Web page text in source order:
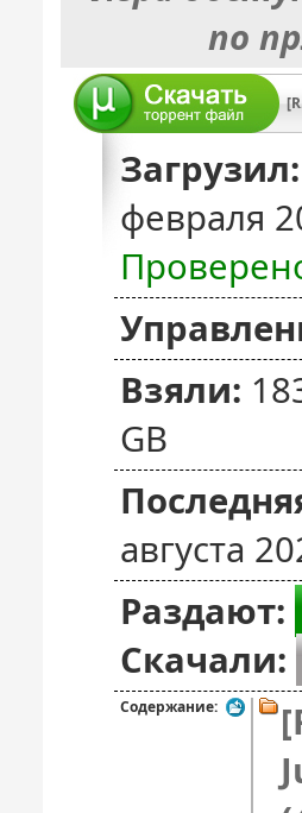
по
Загрузил:
февраля
Взяли:
GB
августа
Раздают:
Скачали:
Содержание: